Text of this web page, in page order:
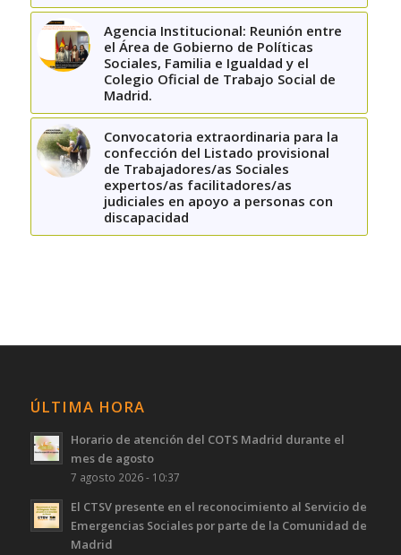
Agencia Institucional: Reunión entre
el Área de Gobierno de Políticas
Sociales, Familia e Igualdad y el
Colegio Oficial de Trabajo Social de
Madrid.
Convocatoria extraordinaria para la
confección del Listado provisional
de Trabajadores/as Sociales
expertos/as facilitadores/as
judiciales en apoyo a personas con
discapacidad
ÚLTIMA HORA
Horario de atención del COTS Madrid durante el
mes de agosto
7 agosto 2026 - 10:37
El CTSV presente en el reconocimiento al Servicio de
Emergencias Sociales por parte de la Comunidad de
Madrid